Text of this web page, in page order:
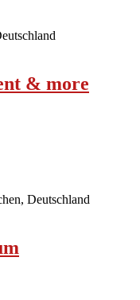
& more
Deutschland